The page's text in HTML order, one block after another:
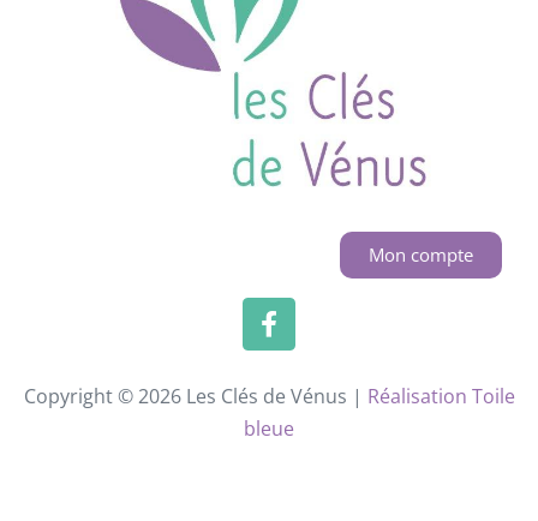
Mon compte
Copyright © 2026 Les Clés de Vénus | Réalisation Toile
bleue